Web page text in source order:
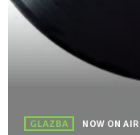
GLAZBA NOW ON AIR